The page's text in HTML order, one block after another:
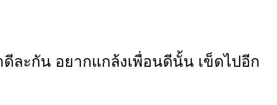
ละกัน อยากแกล้งเพื่อนดีนั้น เข็ดไปอีก